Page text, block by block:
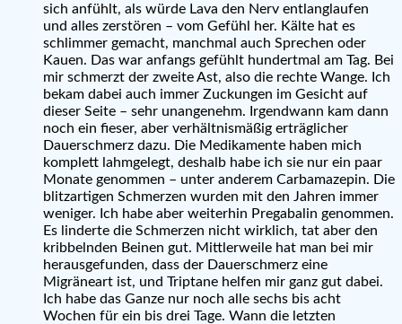
sich anfühlt, als würde Lava den Nerv entlanglaufen
und alles zerstören – vom Gefühl her. Kälte hat es
schlimmer gemacht, manchmal auch Sprechen oder
Kauen. Das war anfangs gefühlt hundertmal am Tag. Bei
mir schmerzt der zweite Ast, also die rechte Wange. Ich
bekam dabei auch immer Zuckungen im Gesicht auf
dieser Seite – sehr unangenehm. Irgendwann kam dann
noch ein fieser, aber verhältnismäßig erträglicher
Dauerschmerz dazu. Die Medikamente haben mich
komplett lahmgelegt, deshalb habe ich sie nur ein paar
Monate genommen – unter anderem Carbamazepin. Die
blitzartigen Schmerzen wurden mit den Jahren immer
weniger. Ich habe aber weiterhin Pregabalin genommen.
Es linderte die Schmerzen nicht wirklich, tat aber den
kribbelnden Beinen gut. Mittlerweile hat man bei mir
herausgefunden, dass der Dauerschmerz eine
Migräneart ist, und Triptane helfen mir ganz gut dabei.
Ich habe das Ganze nur noch alle sechs bis acht
Wochen für ein bis drei Tage. Wann die letzten